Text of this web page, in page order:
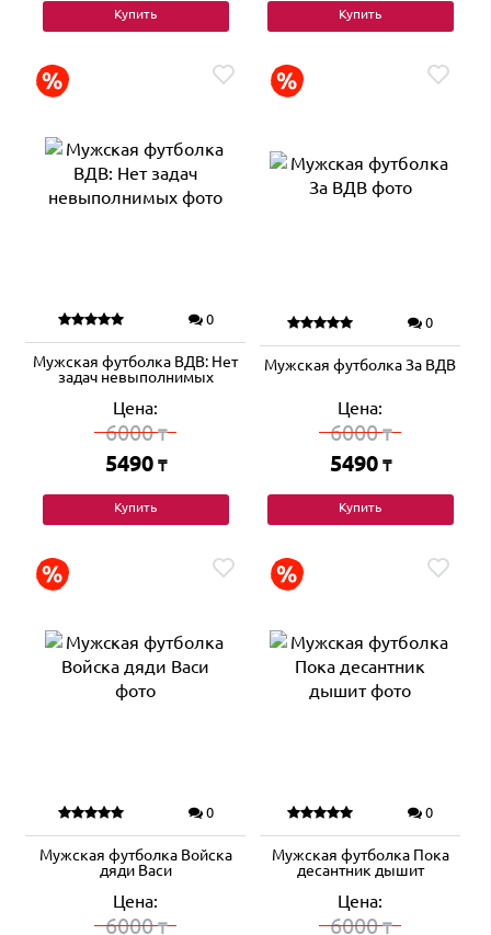
Купить Купить
0
Мужская футболка ВДВ: Нет
задач невыполнимых
Цена:
6000₸
5490 ₸
Купить
0
Мужская футболка За ВДВ
Цена:
6000₸
5490 ₸
Купить
0
Мужская футболка Войска
дяди Васи
Цена:
6000₸
0
Мужская футболка Пока
десантник дышит
Цена:
6000₸